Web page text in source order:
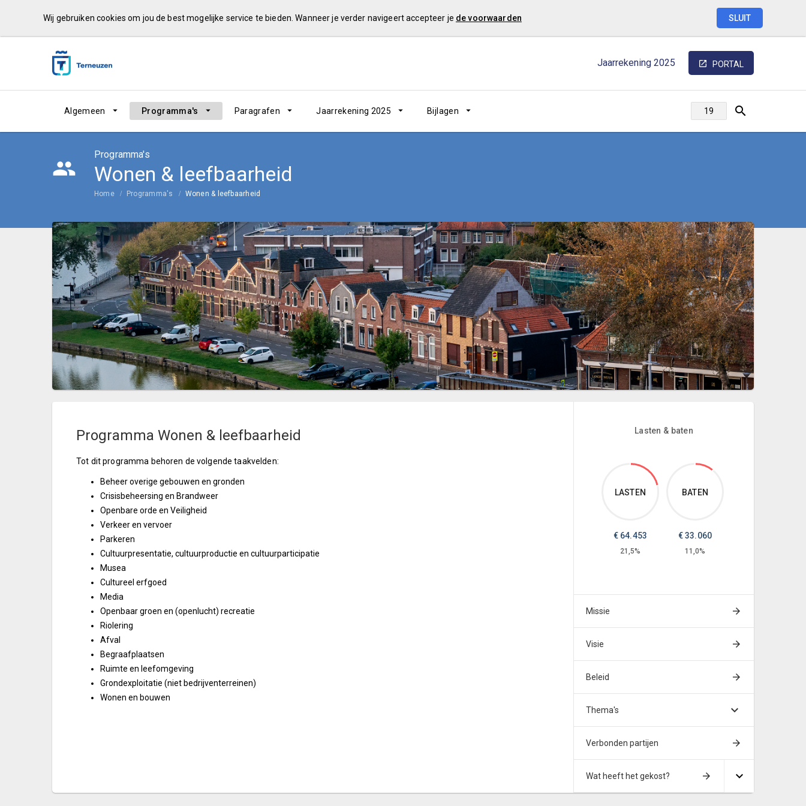
Wij gebruiken cookies om jou de best mogelijke service te bieden. Wanneer je verder navigeert accepteer je de voorwaarden SLUIT
Jaarrekening 2025 PORTAL
Algemeen Programma's Paragrafen Jaarrekening 2025 Bijlagen
Programma's
Wonen & leefbaarheid
Home Programma's Wonen & leefbaarheid
Programma Wonen & leefbaarheid
Tot dit programma behoren de volgende taakvelden:
Beheer overige gebouwen en gronden
Crisisbeheersing en Brandweer
Openbare orde en Veiligheid
Verkeer en vervoer
Parkeren
Cultuurpresentatie, cultuurproductie en cultuurparticipatie
Musea
Cultureel erfgoed
Media
Openbaar groen en (openlucht) recreatie
Riolering
Afval
Begraafplaatsen
Ruimte en leefomgeving
Grondexploitatie (niet bedrijventerreinen)
Wonen en bouwen
Missie
Visie
Beleid
Thema's
Verbonden partijen
Wat heeft het gekost?
Lasten & baten
LASTEN
€ 64.453
21,5%
BATEN
€33.060
11,0%